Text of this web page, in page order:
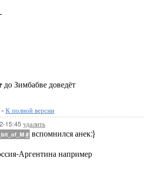
-
до Зимбабве доведёт
- К полной версии
15:45 удалить
# вспомнился анек:}
Аргентина например